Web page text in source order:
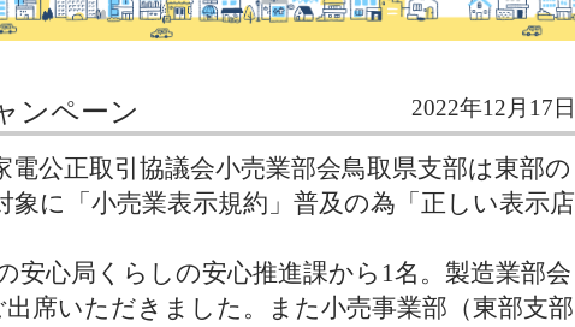
ンペーン 2022年12月17日
公正取引協議会小売業部会鳥取県支部は東部の
に「小売業表示規約」普及の為「正しい表示店
安心局くらしの安心推進課から1名。製造業部会
出席いただきました。また小売事業部（東部支部